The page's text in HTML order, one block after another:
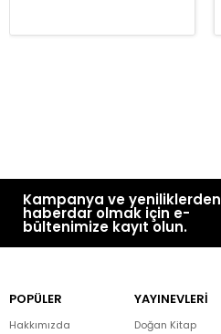
Kampanya ve yeniliklerden
haberdar olmak için e-
bültenimize kayıt olun.
POPÜLER
Hakkımızda
YAYINEVLERİ
Doğan Kitap